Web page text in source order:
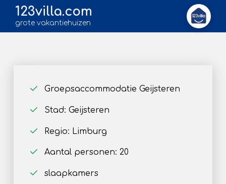
123villa.com
grote vakantiehuizen
Groepsaccommodatie Geijsteren
Stad: Geijsteren
Regio: Limburg
Aantal personen: 20
slaapkamers